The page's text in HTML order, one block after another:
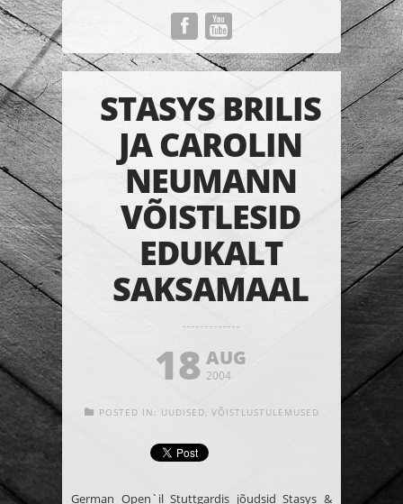
STASYS BRILIS
JA CAROLIN
NEUMANN
VÕISTLESID
EDUKALT
SAKSAMAAL
18 AUG
2004
POSTED IN: UUDISED, VÕISTLUSTULEMUSED
German Open`il Stuttgardis jõudsidStasys &